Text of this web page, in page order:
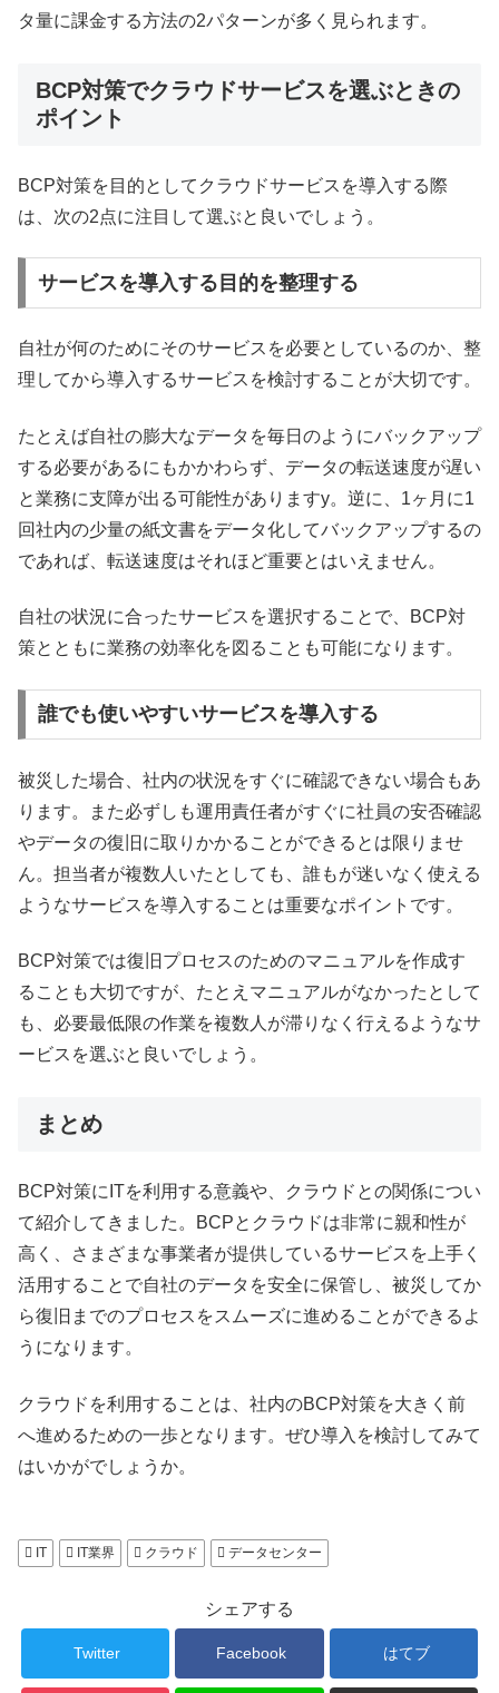
タ量に課金する方法の2パターンが多く見られます。
BCP対策でクラウドサービスを選ぶときの
ポイント
BCP対策を目的としてクラウドサービスを導入する際
は、次の2点に注目して選ぶと良いでしょう。
サービスを導入する目的を整理する
自社が何のためにそのサービスを必要としているのか、整
理してから導入するサービスを検討することが大切です。
たとえば自社の膨大なデータを毎日のようにバックアップ
する必要があるにもかかわらず、データの転送速度が遅い
と業務に支障が出る可能性がありますy。逆に、1ヶ月に1
回社内の少量の紙文書をデータ化してバックアップするの
であれば、転送速度はそれほど重要とはいえません。
自社の状況に合ったサービスを選択することで、BCP対
策とともに業務の効率化を図ることも可能になります。
誰でも使いやすいサービスを導入する
被災した場合、社内の状況をすぐに確認できない場合もあ
ります。また必ずしも運用責任者がすぐに社員の安否確認
やデータの復旧に取りかかることができるとは限りませ
ん。担当者が複数人いたとしても、誰もが迷いなく使える
ようなサービスを導入することは重要なポイントです。
BCP対策では復旧プロセスのためのマニュアルを作成す
ることも大切ですが、たとえマニュアルがなかったとして
も、必要最低限の作業を複数人が滞りなく行えるようなサ
ービスを選ぶと良いでしょう。
まとめ
BCP対策にITを利用する意義や、クラウドとの関係につい
て紹介してきました。BCPとクラウドは非常に親和性が
高く、さまざまな事業者が提供しているサービスを上手く
活用することで自社のデータを安全に保管し、被災してか
ら復旧までのプロセスをスムーズに進めることができるよ
うになります。
クラウドを利用することは、社内のBCP対策を大きく前
へ進めるための一歩となります。ぜひ導入を検討してみて
はいかがでしょうか。
IT IT業界 クラウド データセンター
シェアする
Twitter Facebook はてブ